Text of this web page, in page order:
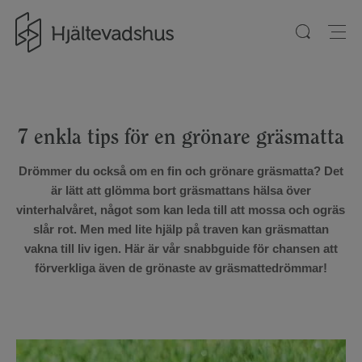
7 enkla tips för en grönare gräsmatta
Drömmer du också om en fin och grönare gräsmatta? Det
är lätt att glömma bort gräsmattans hälsa över
vinterhalvåret, något som kan leda till att mossa och ogräs
slår rot. Men med lite hjälp på traven kan gräsmattan
vakna till liv igen. Här är vår snabbguide för chansen att
förverkliga även de grönaste av gräsmattedrömmar!